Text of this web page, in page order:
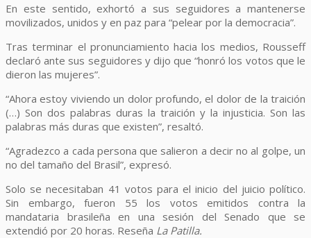
En este sentido, exhortó a sus seguidores a mantenerse
movilizados, unidos y en paz para “pelear por la democracia”.
Tras terminar el pronunciamiento hacia los medios, Rousseff
declaró ante sus seguidores y dijo que “honrólos votos que le
dieron las mujeres”.
“Ahora estoy viviendo un dolor profundo, el dolor de la traición
(…) Son dos palabras duras la traición y la injusticia. Son las
palabras más duras que existen”, resaltó.
“Agradezco a cada persona que salieron a decir no al golpe, un
no del tamaño del Brasil”, expresó.
Solo se necesitaban 41 votos para el inicio del juicio político.
Sin embargo, fueron 55 los votos emitidos contra la
mandataria brasileña en una sesión del Senado que se
extendió por 20 horas. Reseña La Patilla.